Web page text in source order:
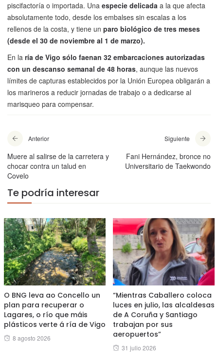
piscifactoría o importada. Una especie delicada a la que afecta
absolutamente todo, desde los embalses sin escalas a los
rellenos de la costa, y tiene un paro biológico de tres meses
(desde el 30 de noviembre al 1 de marzo).
En la ría de Vigo sólo faenan 32 embarcaciones autorizadas
con un descanso semanal de 48 horas, aunque las nuevos
límites de capturas establecidos por la Unión Europea obligarán a
los marineros a reducir jornadas de trabajo o a dedicarse al
marisqueo para compensar.
Anterior
Muere al salirse de la carretera y
chocar contra un talud en
Covelo
Siguiente
Fani Hernández, bronce no
Universitario de Taekwondo
Te podría interesar
O BNG leva ao Concello un
plan para recuperar o
Lagares, o río que máis
plásticos verte á ría de Vigo
Posted
8 agosto 2026
“Mientras Caballero coloca
luces en julio, las alcaldesas
de A Coruña y Santiago
trabajan por sus
aeropuertos”
Posted
31 julio 2026